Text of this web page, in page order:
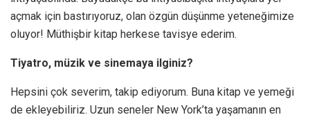
açmak için bastırıyoruz, olan özgün düşünme yeteneğimize
oluyor! Müthişbir kitap herkese tavisye ederim.
Tiyatro, müzik ve sinemaya ilginiz?
Hepsini çok severim, takip ediyorum. Buna kitap ve yemeği
de ekleyebiliriz. Uzun seneler New York’ta yaşamanın en